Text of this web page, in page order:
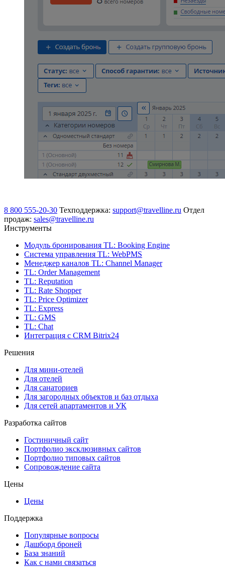
8 800 555-20-30 Техподдержка: support@travelline.ru Отдел
продаж: sales@travelline.ru
Инструменты
Модуль бронирования TL: Booking Engine
Система управления TL: WebPMS
Менеджер каналов TL: Channel Manager
TL: Order Management
TL: Reputation
TL: Rate Shopper
TL: Price Optimizer
TL: Express
TL: GMS
TL: Chat
Интеграция с CRM Bitrix24
Решения
Для мини-отелей
Для отелей
Для санаториев
Для загородных объектов и баз отдыха
Для сетей апартаментов и УК
Разработка сайтов
Гостиничный сайт
Портфолио эксклюзивных сайтов
Портфолио типовых сайтов
Сопровождение сайта
Цены
Цены
Поддержка
Популярные вопросы
Дашборд броней
База знаний
Как с нами связаться